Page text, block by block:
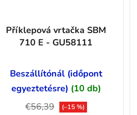
Příklepová vrtačka SBM
710 E - GU58111
Beszállítónál (időpont
egyeztetésre) (10 db)
€56,39 (–15 %)